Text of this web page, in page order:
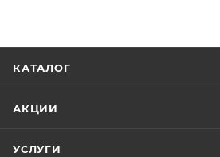
КАТАЛОГ
АКЦИИ
УСЛУГИ